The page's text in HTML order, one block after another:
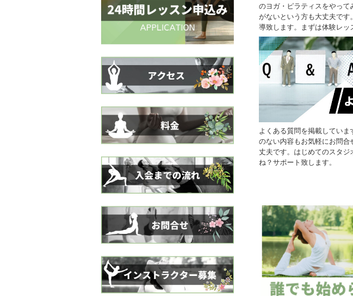
のヨガ・ピラティスをやって
がないという方も大丈夫です
導致します。まずは体験レッ
よくある質問を掲載していま
のない内容もお気軽にお問合
丈夫です。はじめてのスタジ
ね？サポート致します。